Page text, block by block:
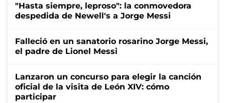
"Hasta siempre, leproso": la conmovedora
despedida de Newell's a Jorge Messi
Falleció en un sanatorio rosarino Jorge Messi,
el padre de Lionel Messi
Lanzaron un concurso para elegir la canción
oficial de la visita de León XIV: cómo
participar